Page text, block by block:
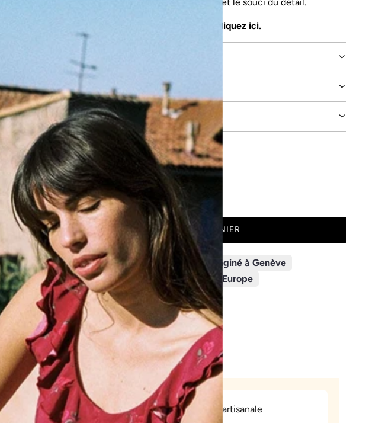
Pour accéder à la durabilité du produit cliquezici.
GUIDE DES TAILLES
ENTRETIEN
CONSEILS MORPHO
QUANTITÉ
AJOUTER AU PANIER
H
R
G
E
M
N
T
.
.
.
Livraison en 48h
Imaginé à Genève
Confectionné en Europe
SHARE